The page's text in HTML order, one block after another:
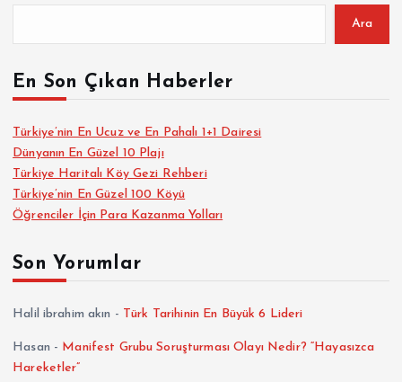
Ara
En Son Çıkan Haberler
Türkiye’nin En Ucuz ve En Pahalı 1+1 Dairesi
Dünyanın En Güzel 10 Plajı
Türkiye Haritalı Köy Gezi Rehberi
Türkiye’nin En Güzel 100 Köyü
Öğrenciler İçin Para Kazanma Yolları
Son Yorumlar
Halil ibrahim akın - Türk Tarihinin En Büyük 6 Lideri
Hasan - Manifest Grubu Soruşturması Olayı Nedir? “Hayasızca
Hareketler”